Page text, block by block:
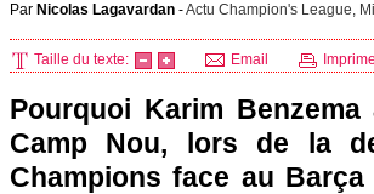
Par Nicolas Lagavardan -Actu Champion's League,
Taille du texte: Email
Pourquoi Karim
Camp Nou, lors de la
Champions face au